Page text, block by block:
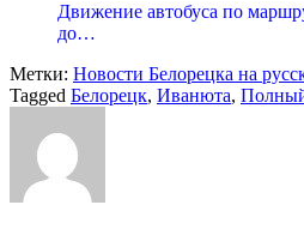
Движение автобуса по
до…
Метки: Новости Белорецка на
Tagged Белорецк, Иванюта,